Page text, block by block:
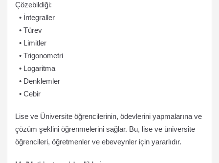
Çözebildiği:
• İntegraller
• Türev
• Limitler
• Trigonometri
• Logaritma
• Denklemler
• Cebir
Lise ve Üniversite öğrencilerinin, ödevlerini yapmalarına ve
çözüm şeklini öğrenmelerini sağlar. Bu, lise ve üniversite
öğrencileri, öğretmenler ve ebeveynler için yararlıdır.